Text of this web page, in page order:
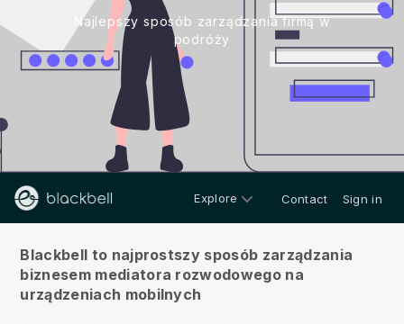
Najlepszy sposób zarządzania firmą w
podróży
Explore Contact Sign in
Blackbell to najprostszy sposób zarządzania
biznesem mediatora rozwodowego na
urządzeniach mobilnych